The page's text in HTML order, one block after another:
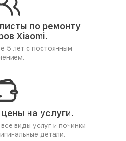
по ремонту
Xiaomi.
5 лет с постоянным
на услуги.
виды услуг и починки
детали.